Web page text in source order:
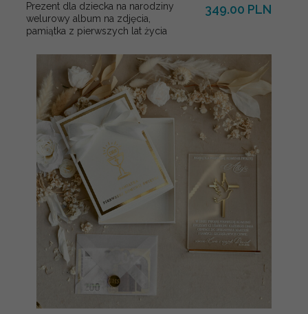
Prezent dla dziecka na narodziny
welurowy album na zdjęcia,
pamiątka z pierwszych lat życia
349.00 PLN